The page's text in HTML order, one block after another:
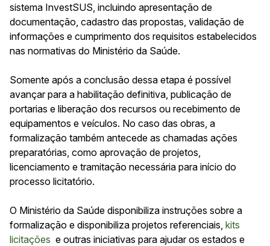
sistema InvestSUS, incluindo apresentação de
documentação, cadastro das propostas, validação de
informações e cumprimento dos requisitos estabelecidos
nas normativas do Ministério da Saúde.
Somente após a conclusão dessa etapa é possível
avançar para a habilitação definitiva, publicação de
portarias e liberação dos recursos ou recebimento de
equipamentos e veículos. No caso das obras, a
formalização também antecede as chamadas ações
preparatórias, como aprovação de projetos,
licenciamento e tramitação necessária para início do
processo licitatório.
O Ministério da Saúde disponibiliza instruções sobre a
formalização e disponibiliza projetos referenciais, kits
licitações e outras iniciativas para ajudar os estados e